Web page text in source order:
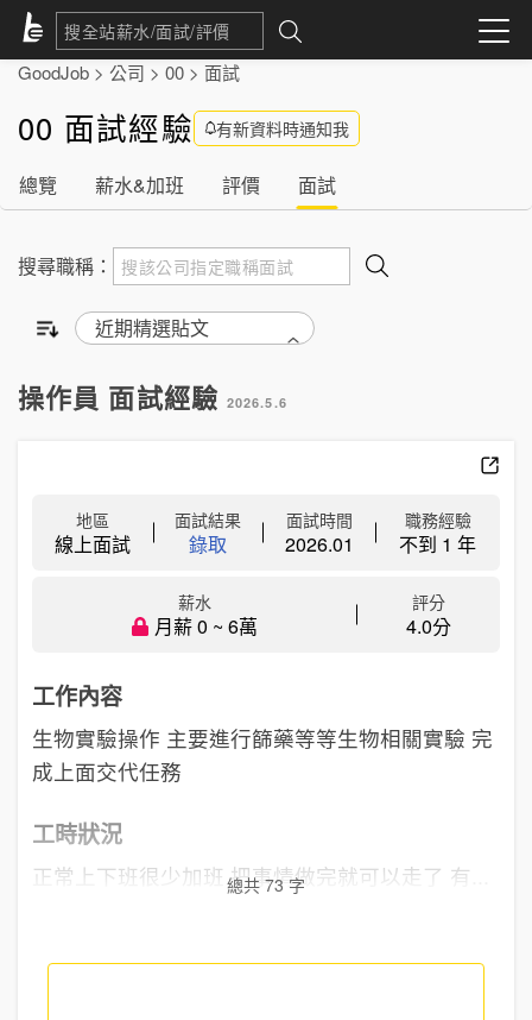
GoodJob > 公司 > 00 > 面試
00 面試經驗 有新資料時通知我
總覽 薪水&加班 評價 面試
搜尋職稱：
操作員 面試經驗 2026.5.6
地區
線上面試
面試結果
錄取
面試時間
2026.01
職務經驗
不到 1 年
薪水
月薪 0 ~ 6萬
評分
4.0分
工作內容
生物實驗操作 主要進行篩藥等等生物相關實驗 完
成上面交代任務
工時狀況
正常上下班很少加班 把事情做完就可以走了 有...
總共 73 字